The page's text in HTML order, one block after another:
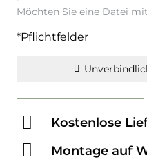
Möchten Sie eine Datei
*Pflichtfelder
Kostenlose
Montage auf